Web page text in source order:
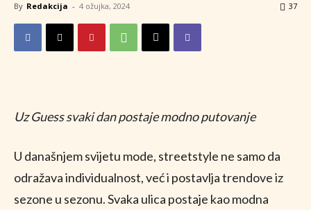
By Redakcija - 4 ožujka, 2024 37
Uz Guess svaki dan postaje modno putovanje
U današnjem svijetu mode, streetstyle ne samo da
odražava individualnost, već i postavlja trendove iz
sezone u sezonu. Svaka ulica postaje kao modna